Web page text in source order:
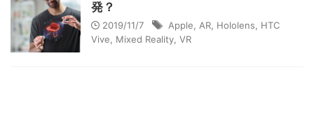
発？
2019/11/7 Apple AR Hololens
HTC
Vive
Mixed Reality VR